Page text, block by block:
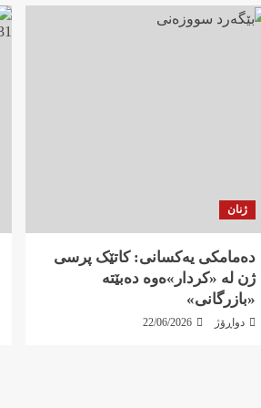
ژنان
دەمامکی یەکسانی: کاتێک پرسی
ژن لە «کردار»ەوە دەبێتە
«بازرگانی»
دواڕۆژ 22/06/2026